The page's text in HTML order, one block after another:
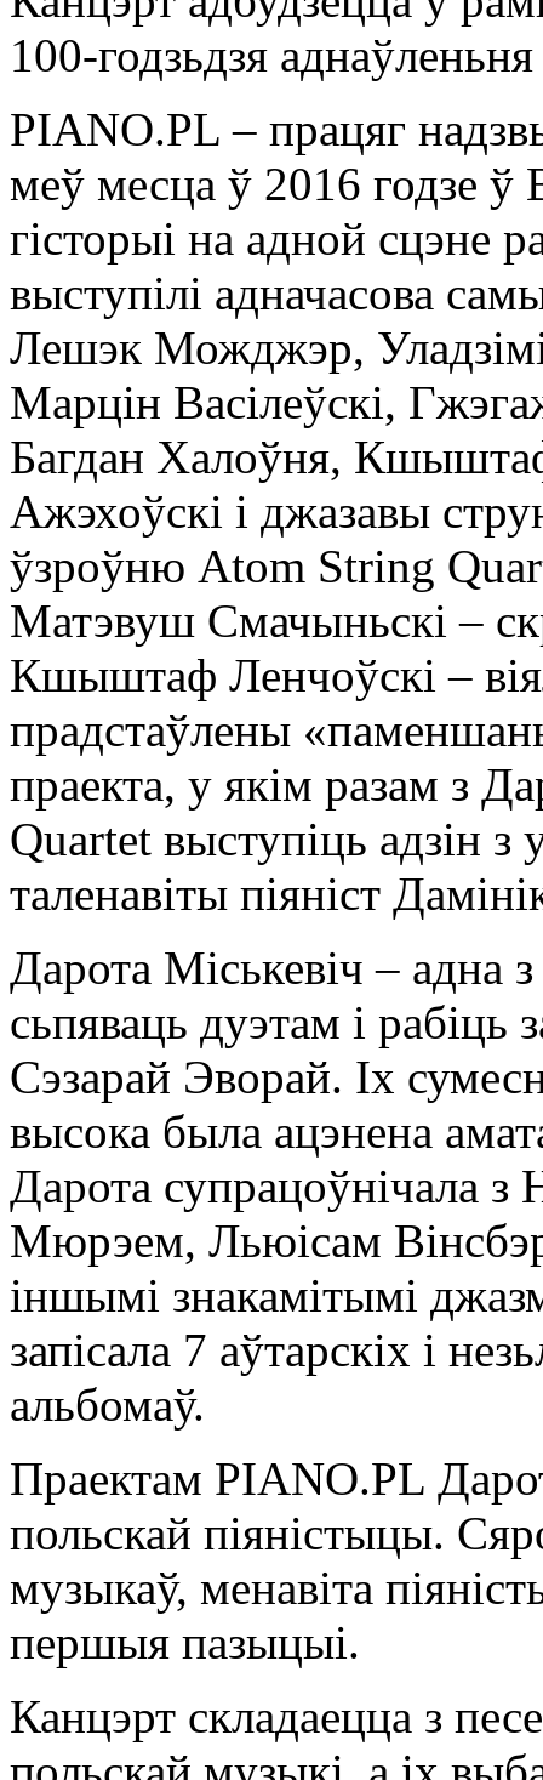
100-годзьдзя
PIANO.PL – працяг
меў месца ў 2016 годзе
гісторыі на адной сцэне
выступілі адначасова
Лешэк Можджэр,
Марцін Васілеўскі,
Багдан Халоўня,
Ажэхоўскі і джазавы
ўзроўню Atom String
Матэвуш Смачыньскі –
Кшыштаф Ленчоўскі –
прадстаўлены
праекта, у якім разам з
Quartet выступіць адзін з
таленавіты піяніст
Дарота Міськевіч – адна
сьпяваць дуэтам і рабіць
Сэзарай Эворай. Іх
высока была ацэнена
Дарота супрацоўнічала з
Мюрэем, Льюісам
іншымі знакамітымі
запісала 7 аўтарскіх і
альбомаў.
Праектам PIANO.PL
польскай піяністыцы.
музыкаў, менавіта
першыя пазыцыі.
Канцэрт складаецца з